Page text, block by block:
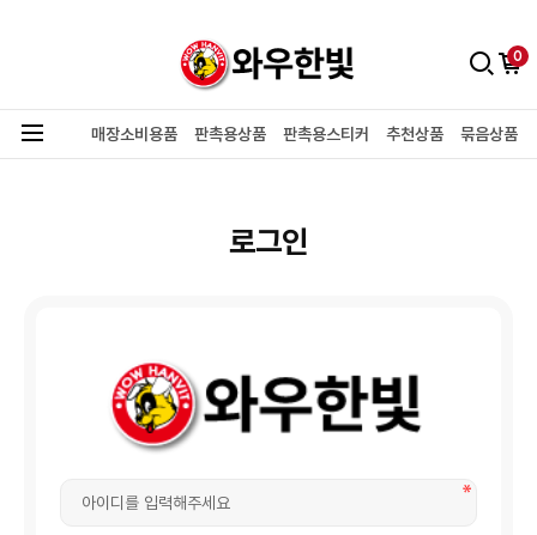
0
매장소비용품 판촉용상품 판촉용스티커 추천상품 묶음상품
로그인